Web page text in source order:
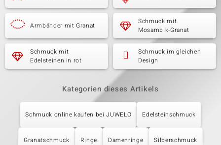
Armbänder mit Granat
Schmuck mit
Mosambik-Granat
Schmuck mit
Edelsteinen in rot
Schmuck im gleichen
Design
Kategorien dieses Artikels
Schmuck online kaufen bei JUWELO Edelsteinschmuck
Granatschmuck Ringe Damenringe Silberschmuck